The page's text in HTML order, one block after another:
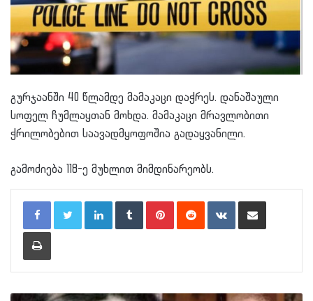
გურჯაანში 40 წლამდე მამაკაცი დაჭრეს. დანაშაული
სოფელ ჩუმლაყთან მოხდა. მამაკაცი მრავლობითი
ჭრილობებით საავადმყოფოშია გადაყვანილი.
გამოძიება 118-ე მუხლით მიმდინარეობს.
LinkedInTumblr PinterestReddit VKontakteShare via Email
Print